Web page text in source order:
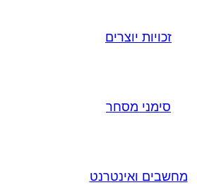
זכויות יוצרים
סימני מסחר
מחשבים ואינטרנט